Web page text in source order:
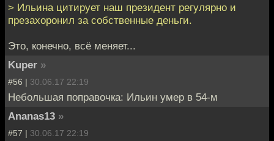
> Ильина цитирует наш президент регулярно и
презахоронил за собственные деньги.
Это, конечно, всё меняет...
Kuper »
#56 | 30.06.17 22:19
Небольшая поправочка: Ильин умер в 54-м
Ananas13 »
#57 | 30.06.17 22:19